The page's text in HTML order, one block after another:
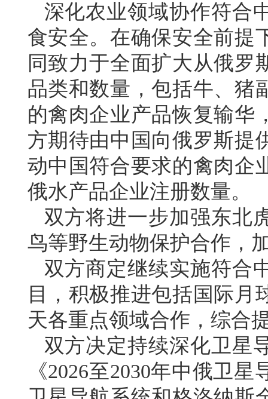
深化农业领域协作符合
食安全。在确保安全前提
同致力于全面扩大从俄罗
品类和数量，包括牛、猪
的禽肉企业产品恢复输华
方期待由中国向俄罗斯提
动中国符合要求的禽肉企
俄水产品企业注册数量。
双方将进一步加强东北
鸟等野生动物保护合作，
双方商定继续实施符合
目，积极推进包括国际月
天各重点领域合作，综合
双方决定持续深化卫星
《2026至2030年中俄卫